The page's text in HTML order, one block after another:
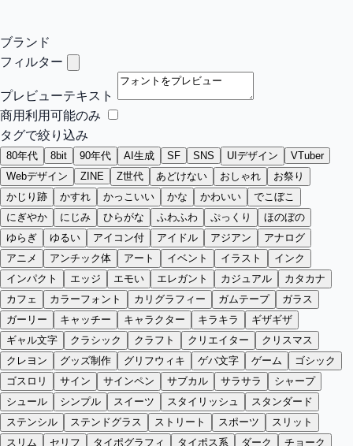
ブランド
フィルター
プレビューテキスト
商用利用可能のみ
タグで絞り込み
80年代 8bit 90年代 AI生成 SF SNS UIデザイン
VTuber
Webデザイン
ZINE Z世代 あどけない おしゃれ
お祭り
かじり跡
かすれ かっこいい かな かわいい
でこぼこ
にぎやか
にじみ ひらがな ふわふわ ぷっくり
ほのぼの
ゆらぎ
ゆるい アイコン付 アイドル アジアン
アナログ
アニメ
アンチック体 アート イベント イラスト
インク
インパクト
エッジ エモい エレガント カジュアル
カタカナ
カフェ
カラーフォント カリグラフィー ガムテープ
ガラス
ガーリー
キャッチー キャラクター キラキラ
ギザギザ
ギャル文字
クラシック クラフト クリエイター
クリスマス
クレヨン
グッズ制作 グリフウィキ ゲバ文字 ゲーム
ゴシック
ゴスロリ
サイン サインペン サブカル サラサラ
シャープ
シュール
シンプル スイーツ スタイリッシュ
スタンダード
ステンシル
ステンドグラス ストリート スポーツ
スリット
スリム
セリフ タイポグラフィ タイポス系 ダーク
チョーク